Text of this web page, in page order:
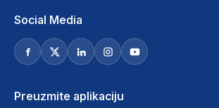
Social Media
Preuzmite aplikaciju